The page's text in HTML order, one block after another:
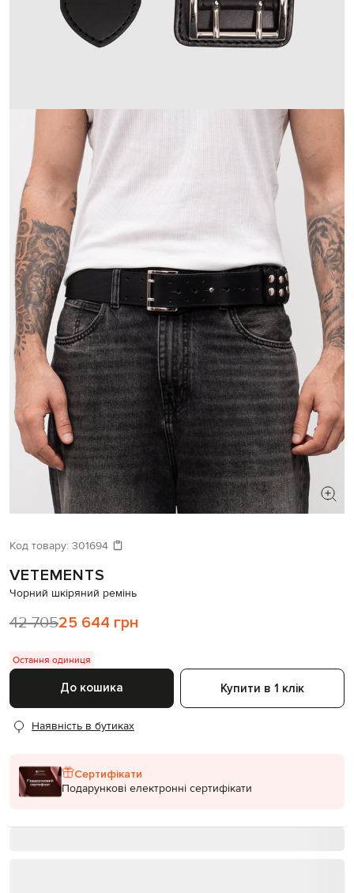
Давайте підберемо щось ще
Схожі товари
Код товару: 301694
VETEMENTS
Чорний шкіряний ремінь
42 70525 644 грн
Остання одиниця
До кошика Купити в 1 клік
Наявність в бутиках
Сертифікати
Подарункові електронні сертифікати